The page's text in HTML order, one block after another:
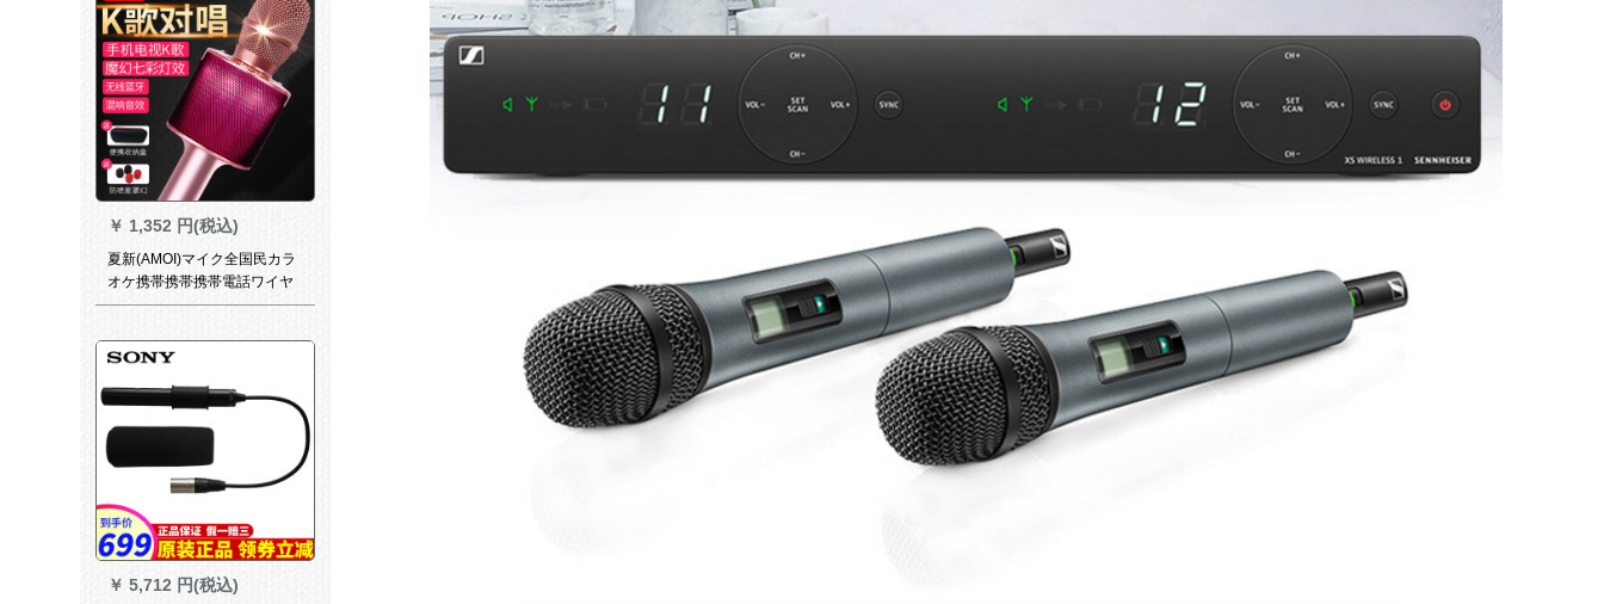
生放送します。
￥ 1,352 円(税込)
夏新(AMOI)マイク全国民カラ
オケ携帯携帯携帯電話ワイヤ
レストールのトゥルス歌唱専
ーストリアは、一体のAndroid
っています。
￥ 5,712 円(税込)